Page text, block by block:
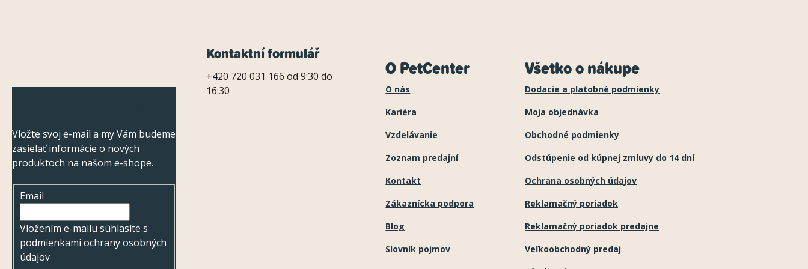
Vložte svoj e-mail a my Vám budeme
zasielať informácie o nových
produktoch na našom e-shope.
Email
Vložením e-mailu súhlasíte s
podmienkami ochrany osobných
údajov
Kontaktní formulář
+420 720 031 166 od 9:30 do
16:30
O PetCenter
O nás
Kariéra
Vzdelávanie
Zoznam predajní
Kontakt
Zákaznícka podpora
Blog
Slovník pojmov
Všetko o nákupe
Dodacie a platobné podmienky
Moja objednávka
Obchodné podmienky
Odstúpenie od kúpnej zmluvy do 14 dní
Ochrana osobných údajov
Reklamačný poriadok
Reklamačný poriadok predajne
Veľkoobchodný predaj